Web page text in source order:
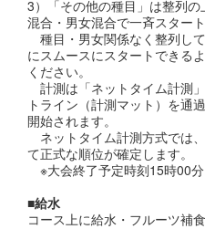
3）「その他の種目」は整列
混合・男女混合で一斉スタート
種目・男女関係なく整列し
にスムースにスタートできる
ください。
計測は「ネットタイム計測
トライン（計測マット）を通
開始されます。
ネットタイム計測方式では
て正式な順位が確定します。
※大会終了予定時刻15時00分
■給水
コース上に給水・フルーツ補